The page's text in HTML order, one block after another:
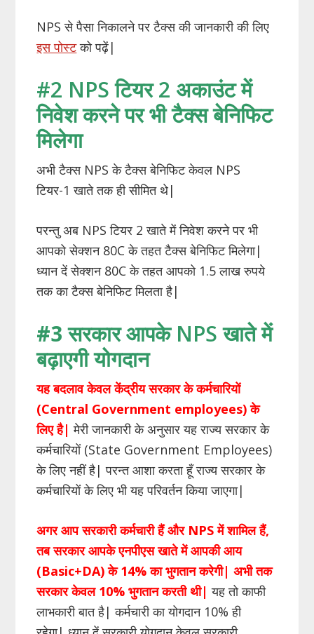
NPS से पैसा निकालने पर टैक्स की जानकारी की लिए
इस पोस्टको पढ़ें|
#2 NPS टियर 2 अकाउंट में
निवेश करने पर भी टैक्स बेनिफिट
मिलेगा
अभी टैक्स NPS के टैक्स बेनिफिट केवल NPS
टियर-1 खाते तक ही सीमित थे|
परन्तु अब NPS टियर 2 खाते में निवेश करने पर भी
आपको सेक्शन 80C के तहत टैक्स बेनिफिट मिलेगा|
ध्यान दें सेक्शन 80C के तहत आपको 1.5 लाख रुपये
तक का टैक्स बेनिफिट मिलता है|
#3सरकार आपके NPS खाते में
बढ़ाएगी योगदान
यह बदलाव केवल केंद्रीय सरकार के कर्मचारियों
(Central Government employees) के
लिए है| मेरी जानकारी के अनुसार यह राज्य सरकार के
कर्मचारियों (State Government Employees)
के लिए नहीं है| परन्त आशा करता हूँ राज्य सरकार के
कर्मचारियों के लिए भी यह परिवर्तन किया जाएगा|
अगर आप सरकारी कर्मचारी हैं और NPS में शामिल हैं,
तब सरकार आपके एनपीएस खाते में आपकी आय
(Basic+DA) के 14% का भुगतान करेगी| अभी तक
सरकार केवल 10% भुगतान करती थी| यह तो काफी
लाभकारी बात है| कर्मचारी का योगदान 10% ही